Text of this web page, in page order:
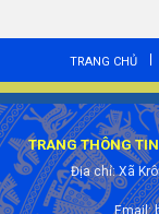
TRANG CHỦ
TRANG THÔNG
Địa chỉ: Xã
Email: